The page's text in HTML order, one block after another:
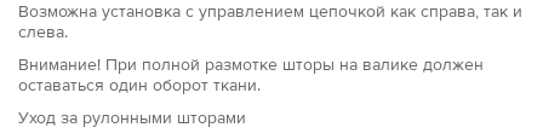
Возможна установка с управлением цепочкой как справа, так и
слева.
Внимание! При полной размотке шторы на валике должен
оставаться один оборот ткани.
Уход за рулонными шторами